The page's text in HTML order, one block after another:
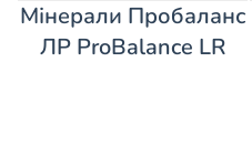
Мінерали Пробаланс
ЛР ProBalance LR